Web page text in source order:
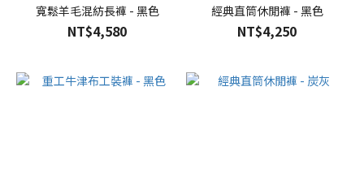
寬鬆羊毛混紡長褲 - 黑色
NT$4,580
經典直筒休閒褲 - 黑色
NT$4,250